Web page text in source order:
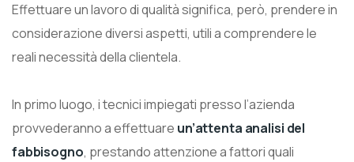
Effettuare un lavoro di qualità significa, però, prendere in
considerazione diversi aspetti, utili a comprendere le
reali necessità della clientela.
In primo luogo, i tecnici impiegati presso l’azienda
provvederanno a effettuare un’attenta analisi del
fabbisogno, prestando attenzione a fattori quali